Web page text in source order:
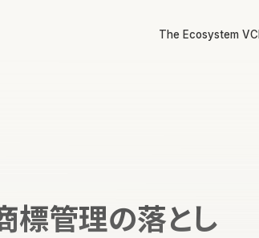
The Ecosystem VC
標管理の落とし